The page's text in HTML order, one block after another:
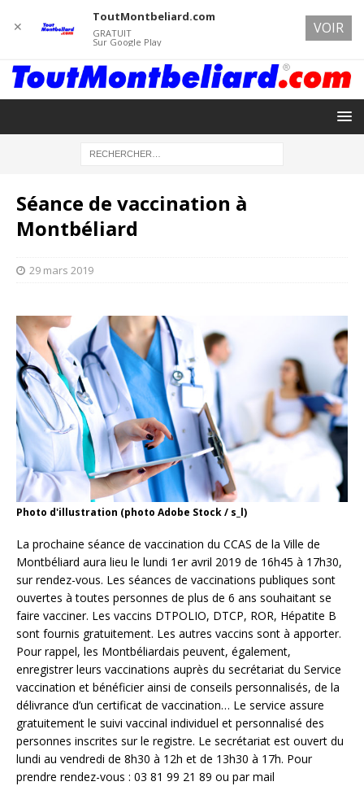
Séance de vaccination à
Montbéliard
29 mars 2019
Photo d'illustration (photo Adobe Stock / s_l)
La prochaine séance de vaccination du CCAS de la Ville de
Montbéliard aura lieu le lundi 1er avril 2019 de 16h45 à 17h30,
sur rendez-vous. Les séances de vaccinations publiques sont
ouvertes à toutes personnes de plus de 6 ans souhaitant se
faire vacciner. Les vaccins DTPOLIO, DTCP, ROR, Hépatite B
sont fournis gratuitement. Les autres vaccins sont à apporter.
Pour rappel, les Montbéliardais peuvent, également,
enregistrer leurs vaccinations auprès du secrétariat du Service
vaccination et bénéficier ainsi de conseils personnalisés, de la
délivrance d’un certificat de vaccination… Le service assure
gratuitement le suivi vaccinal individuel et personnalisé des
personnes inscrites sur le registre. Le secrétariat est ouvert du
lundi au vendredi de 8h30 à 12h et de 13h30 à 17h. Pour
prendre rendez-vous : 03 81 99 21 89 ou par mail
✕
ToutMontbeliard.com
GRATUIT
Sur Google Play
VOIR